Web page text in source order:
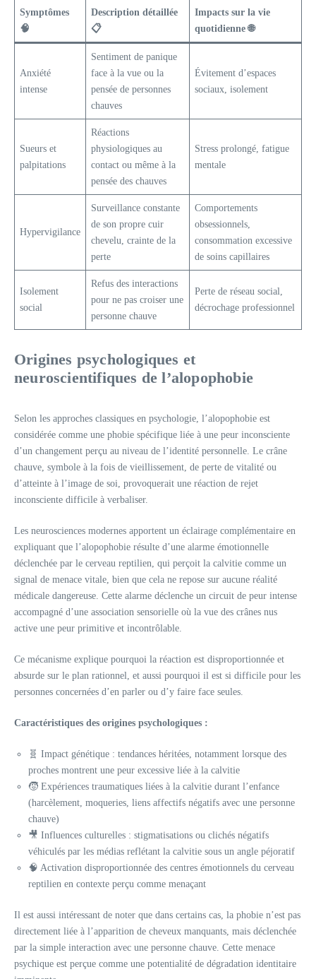
Symptômes
🧠
Description détaillée
📋
Impacts sur la vie
quotidienne 🌐
Anxiété
intense
Sentiment de panique
face à la vue ou la
pensée de personnes
chauves
Évitement d’espaces
sociaux, isolement
Sueurs et
palpitations
Réactions
physiologiques au
contact ou même à la
pensée des chauves
Stress prolongé, fatigue
mentale
Hypervigilance
Surveillance constante
de son propre cuir
chevelu, crainte de la
perte
Comportements
obsessionnels,
consommation excessive
de soins capillaires
Isolement
social
Refus des interactions
pour ne pas croiser une
personne chauve
Perte de réseau social,
décrochage professionnel
Origines psychologiques et
neuroscientifiques de l’alopophobie
Selon les approches classiques en psychologie, l’alopophobie est
considérée comme une phobie spécifique liée à une peur inconsciente
d’un changement perçu au niveau de l’identité personnelle. Le crâne
chauve, symbole à la fois de vieillissement, de perte de vitalité ou
d’atteinte à l’image de soi, provoquerait une réaction de rejet
inconsciente difficile à verbaliser.
Les neurosciences modernes apportent un éclairage complémentaire en
expliquant que l’alopophobie résulte d’une alarme émotionnelle
déclenchée par le cerveau reptilien, qui perçoit la calvitie comme un
signal de menace vitale, bien que cela ne repose sur aucune réalité
médicale dangereuse. Cette alarme déclenche un circuit de peur intense
accompagné d’une association sensorielle où la vue des crânes nus
active une peur primitive et incontrôlable.
Ce mécanisme explique pourquoi la réaction est disproportionnée et
absurde sur le plan rationnel, et aussi pourquoi il est si difficile pour les
personnes concernées d’en parler ou d’y faire face seules.
Caractéristiques des origines psychologiques :
🧬 Impact génétique : tendances héritées, notamment lorsque des
proches montrent une peur excessive liée à la calvitie
🧒 Expériences traumatiques liées à la calvitie durant l’enfance
(harcèlement, moqueries, liens affectifs négatifs avec une personne
chauve)
🎥 Influences culturelles : stigmatisations ou clichés négatifs
véhiculés par les médias reflétant la calvitie sous un angle péjoratif
🧠 Activation disproportionnée des centres émotionnels du cerveau
reptilien en contexte perçu comme menaçant
Il est aussi intéressant de noter que dans certains cas, la phobie n’est pas
directement liée à l’apparition de cheveux manquants, mais déclenchée
par la simple interaction avec une personne chauve. Cette menace
psychique est perçue comme une potentialité de dégradation identitaire